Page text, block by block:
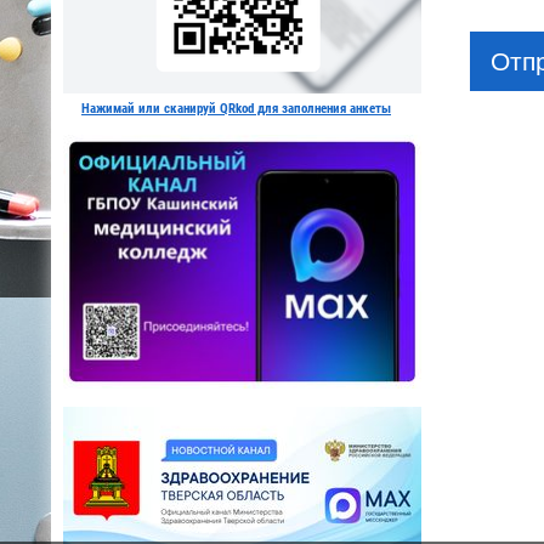
Нажимай или сканируй QRkod для заполнения анкеты